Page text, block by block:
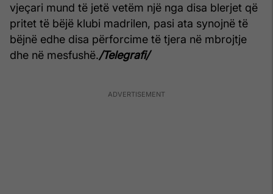
vjeçari mund të jetë vetëm një nga disa blerjet që
pritet të bëjë klubi madrilen, pasi ata synojnë të
bëjnë edhe disa përforcime të tjera në mbrojtje
dhe në mesfushë./Telegrafi/